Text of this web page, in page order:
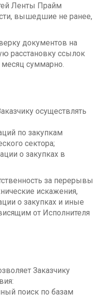
Ленты Прайм
вышедшие не ранее,
документов на
расстановку ссылок
суммарно.
осуществлять
по закупкам
сектора;
о закупках в
за перерывы
искажения,
о закупках и иные
от Исполнителя
Заказчику
поиск по базам